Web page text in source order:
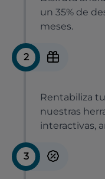
un 35% de
meses.
2
Rentabiliza
nuestras
interactivas,
3